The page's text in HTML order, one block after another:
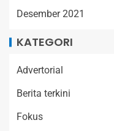
Desember 2021
KATEGORI
Advertorial
Berita terkini
Fokus